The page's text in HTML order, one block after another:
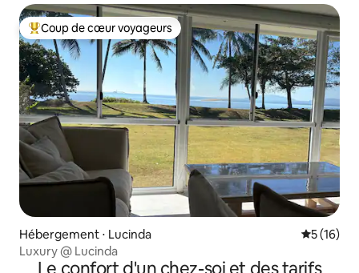
Coups de cœur voyageurs les plus appréciés
Coup de cœur voyageurs
Hébergement ⋅ Lucinda
5 (16)
Luxury @ Lucinda